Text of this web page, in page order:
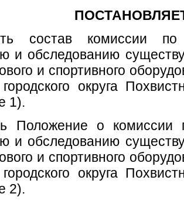
состав комиссии
и обследованию
и спортивного
округа
1).
Положение о
и обследованию
и спортивного
округа
2).